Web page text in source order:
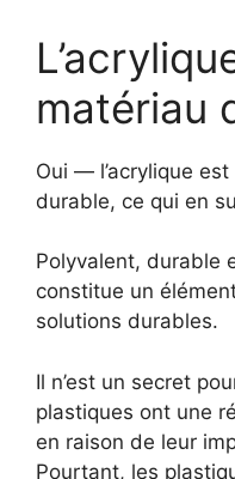
matériau
Oui — l’acrylique
durable, ce qui en
Polyvalent, durable
constitue un
solutions durables.
Il n’est un secret
plastiques ont une
en raison de leur
Pourtant, les